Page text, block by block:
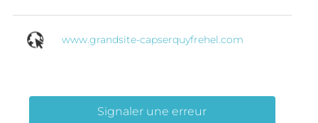
www.grandsite-capserquyfrehel.com
Signaler une erreur